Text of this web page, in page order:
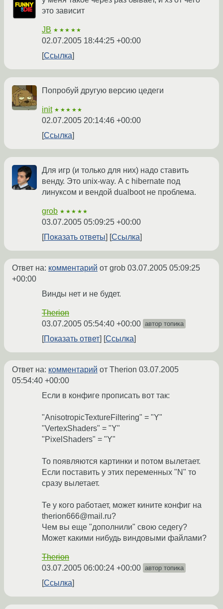
это зависит
JB ★★★★★
02.07.2005 18:44:25 +00:00
Ссылка
Попробуй другую версию цедеги
init ★★★★★
02.07.2005 20:14:46 +00:00
Ссылка
Для игр (и только для них) надо ставить
венду. Это unix-way. А с hibernate под
линуксом и вендой dualboot не проблема.
grob ★★★★★
03.07.2005 05:09:25 +00:00
Показать ответы
Ссылка
Ответ на: комментарий от grob 03.07.2005 05:09:25
+00:00
Винды нет и не будет.
Therion
03.07.2005 05:54:40 +00:00 автор топика
Показать ответ Ссылка
Ответ на: комментарий от Therion 03.07.2005
05:54:40 +00:00
Если в конфиге прописать вот так:
"AnisotropicTextureFiltering" = "Y"
"VertexShaders" = "Y"
"PixelShaders" = "Y"
То появляются картинки и потом вылетает.
Если поставить у этих переменных "N" то
сразу вылетает.
Те у кого работает, может кините конфиг на
therion666@mail.ru?
Чем вы еще "дополнили" свою седегу?
Может какими нибудь виндовыми файлами?
Therion
03.07.2005 06:00:24 +00:00 автор топика
Ссылка